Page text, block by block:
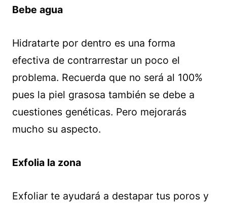
Bebe agua
Hidratarte por dentro es una forma
efectiva de contrarrestar un poco el
problema. Recuerda que no será al 100%
pues la piel grasosa también se debe a
cuestiones genéticas. Pero mejorarás
mucho su aspecto.
Exfolia la zona
Exfoliar te ayudará a destapar tus poros y